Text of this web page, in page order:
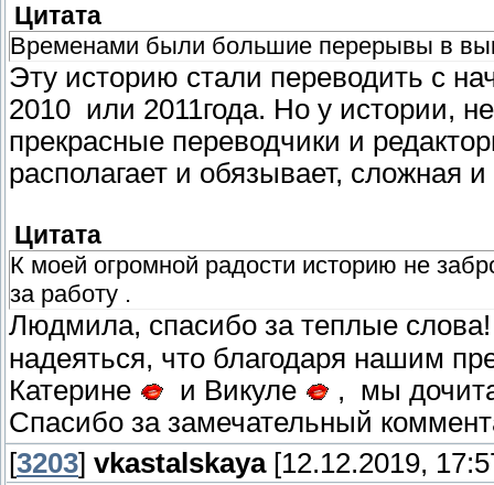
Цитата
Временами были большие перерывы в
Эту историю стали переводить с
2010 или 2011года. Но у истории,
прекрасные переводчики и
располагает и обязывает, сложная
Цитата
К моей огромной радости историю не
за работу .
Людмила, спасибо за теплые
надеяться, что благодаря нашим
Катерине
и Викуле
, мы
Спасибо за замечательный
[3203] vkastalskaya[12.12.2019,